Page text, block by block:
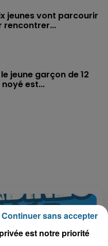
jeunes vont parcourir
rencontrer...
jeune garçon de 12
est...
est notre priorité
Continuer sans accepter